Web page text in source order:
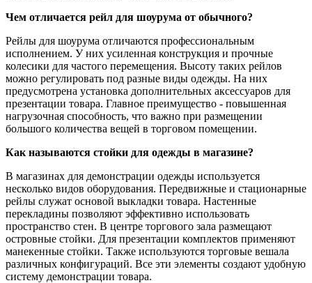
Чем отличается рейл для шоурума от обычного?
Рейлы для шоурума отличаются профессиональным
исполнением. У них усиленная конструкция и прочные
колесики для частого перемещения. Высоту таких рейлов
можно регулировать под разные виды одежды. На них
предусмотрена установка дополнительных аксессуаров для
презентации товара. Главное преимущество - повышенная
нагрузочная способность, что важно при размещении
большого количества вещей в торговом помещении.
Как называются стойки для одежды в магазине?
В магазинах для демонстрации одежды используется
несколько видов оборудования. Передвижные и стационарные
рейлы служат основой выкладки товара. Настенные
перекладины позволяют эффективно использовать
пространство стен. В центре торгового зала размещают
островные стойки. Для презентации комплектов применяют
манекенные стойки. Также используются торговые вешала
различных конфигураций. Все эти элементы создают удобную
систему демонстрации товара.